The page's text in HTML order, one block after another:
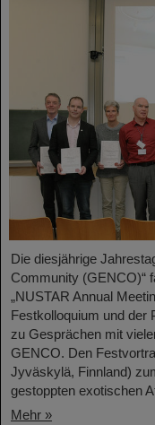
Die diesjährige
Community (GENCO)“
„NUSTAR Annual
Festkolloquium und der
zu Gesprächen mit
GENCO. Den
Jyväskylä, Finnland)
gestoppten exotischen
Mehr »